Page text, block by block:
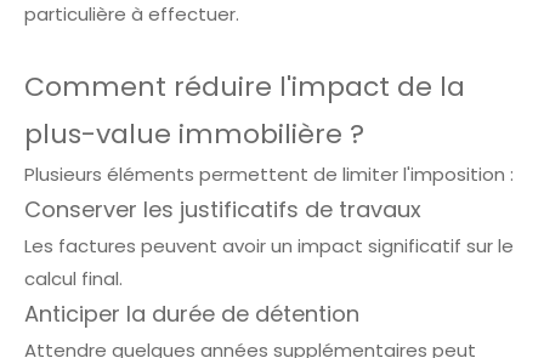
particulière à effectuer.
Comment réduire l'impact de la
plus-value immobilière ?
Plusieurs éléments permettent de limiter l'imposition :
Conserver les justificatifs de travaux
Les factures peuvent avoir un impact significatif sur le
calcul final.
Anticiper la durée de détention
Attendre quelques années supplémentaires peut